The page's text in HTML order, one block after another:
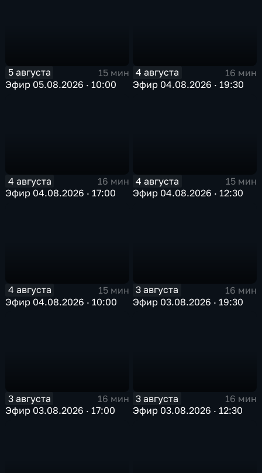
5 августа
15 мин
Эфир 05.08.2026 · 10:00
4 августа
16 мин
Эфир 04.08.2026 · 19:30
4 августа
16 мин
Эфир 04.08.2026 · 17:00
4 августа
15 мин
Эфир 04.08.2026 · 12:30
4 августа
15 мин
Эфир 04.08.2026 · 10:00
3 августа
16 мин
Эфир 03.08.2026 · 19:30
3 августа
16 мин
Эфир 03.08.2026 · 17:00
3 августа
16 мин
Эфир 03.08.2026 · 12:30